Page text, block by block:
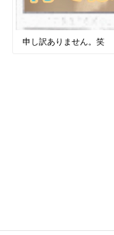
申し訳ありません。笑